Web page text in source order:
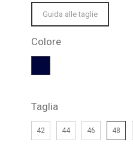
Guida alle taglie
Colore
Taglia
42 44 46 48